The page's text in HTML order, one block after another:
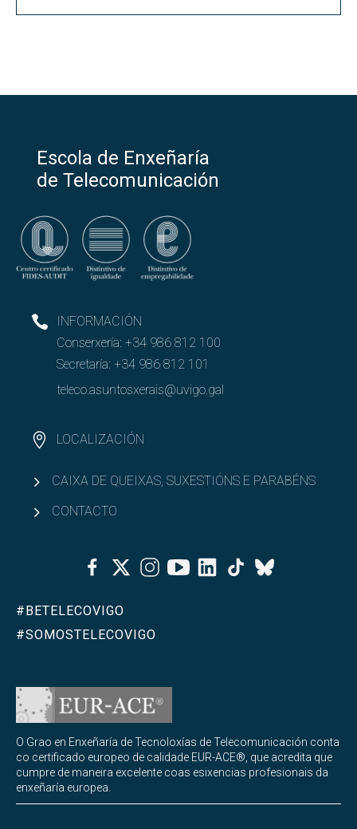
Escola de Enxeñaría
de Telecomunicación
INFORMACIÓN
Conserxería: +34 986 812 100
Secretaría: +34 986 812 101
teleco.asuntosxerais@uvigo.gal
LOCALIZACIÓN
CAIXA DE QUEIXAS, SUXESTIÓNS E PARABÉNS
CONTACTO
FacebookTwitterInstagramYoutubeLinkedinTiktok
Bluesky
#BETELECOVIGO
#SOMOSTELECOVIGO
O Grao en Enxeñaría de Tecnoloxías de Telecomunicación conta
co certificado europeo de calidade EUR-ACE®, que acredita que
cumpre de maneira excelente coas esixencias profesionais da
enxeñaría europea.